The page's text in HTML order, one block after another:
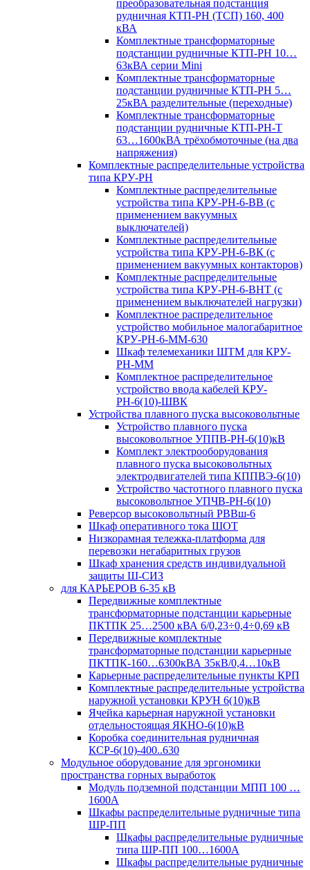
преобразовательная подстанция
рудничная КТП-РН (ТСП) 160, 400
кВА
Комплектные трансформаторные
подстанции рудничные КТП-РН 10…
63кВА серии Mini
Комплектные трансформаторные
подстанции рудничные КТП-РН 5…
25кВА разделительные (переходные)
Комплектные трансформаторные
подстанции рудничные КТП-РН-Т
63…1600кВА трёхобмоточные (на два
напряжения)
Комплектные распределительные устройства
типа КРУ-РН
Комплектные распределительные
устройства типа КРУ-РН-6-ВВ (с
применением вакуумных
выключателей)
Комплектные распределительные
устройства типа КРУ-РН-6-ВК (с
применением вакуумных контакторов)
Комплектные распределительные
устройства типа КРУ-РН-6-ВНТ (с
применением выключателей нагрузки)
Комплектное распределительное
устройство мобильное малогабаритное
КРУ-РН-6-ММ-630
Шкаф телемеханики ШТМ для КРУ-
РН-ММ
Комплектное распределительное
устройство ввода кабелей КРУ-
РН-6(10)-ШВК
Устройства плавного пуска высоковольтные
Устройство плавного пуска
высоковольтное УППВ-РН-6(10)кВ
Комплект электрооборудования
плавного пуска высоковольтных
электродвигателей типа КППВЭ-6(10)
Устройство частотного плавного пуска
высоковольтное УПЧВ-РН-6(10)
Реверсор высоковольтный РВВш-6
Шкаф оперативного тока ШОТ
Низкорамная тележка-платформа для
перевозки негабаритных грузов
Шкаф хранения средств индивидуальной
защиты Ш-СИЗ
для КАРЬЕРОВ 6-35 кВ
Передвижные комплектные
трансформаторные подстанции карьерные
ПКТПК 25…2500 кВА 6/0,23÷0,4÷0,69 кВ
Передвижные комплектные
трансформаторные подстанции карьерные
ПКТПК-160…6300кВА 35кВ/0,4…10кВ
Карьерные распределительные пункты КРП
Комплектные распределительные устройства
наружной установки КРУН 6(10)кВ
Ячейка карьерная наружной установки
отдельностоящая ЯКНО-6(10)кВ
Коробка соединительная рудничная
КСР-6(10)-400..630
Модульное оборудование для эргономики
пространства горных выработок
Модуль подземной подстанции МПП 100 …
1600А
Шкафы распределительные рудничные типа
ШР-ПП
Шкафы распределительные рудничные
типа ШР-ПП 100…1600А
Шкафы распределительные рудничные